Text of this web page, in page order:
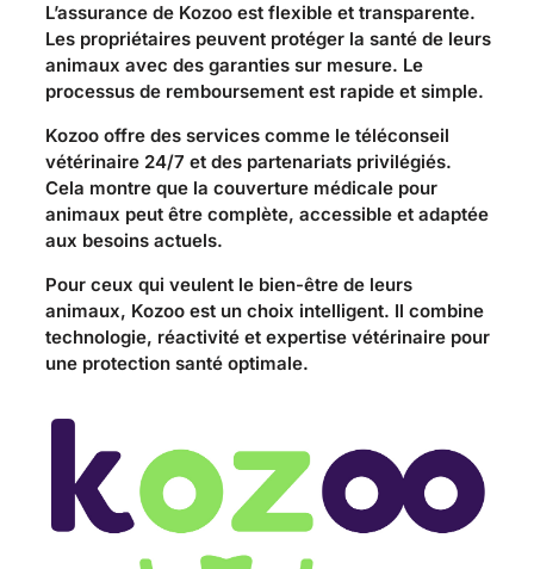
L’assurance de Kozoo est flexible et transparente.
Les propriétaires peuvent protéger la santé de leurs
animaux avec des garanties sur mesure. Le
processus de remboursement est rapide et simple.
Kozoo offre des services comme le téléconseil
vétérinaire 24/7 et des partenariats privilégiés.
Cela montre que la couverture médicale pour
animaux peut être complète, accessible et adaptée
aux besoins actuels.
Pour ceux qui veulent le bien-être de leurs
animaux, Kozoo est un choix intelligent. Il combine
technologie, réactivité et expertise vétérinaire pour
une protection santé optimale.